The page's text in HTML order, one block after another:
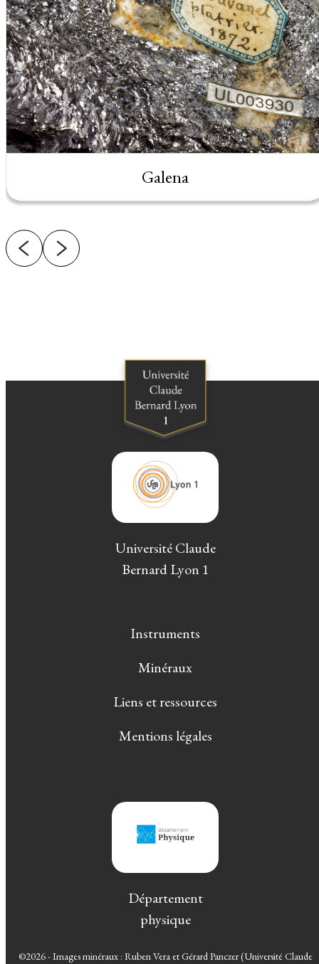
Galena
Université Claude
Bernard Lyon 1
Instruments
Minéraux
Liens et ressources
Mentions légales
Département
physique
©2026 - Images minéraux : Ruben Vera et Gérard Panczer (Université Claude